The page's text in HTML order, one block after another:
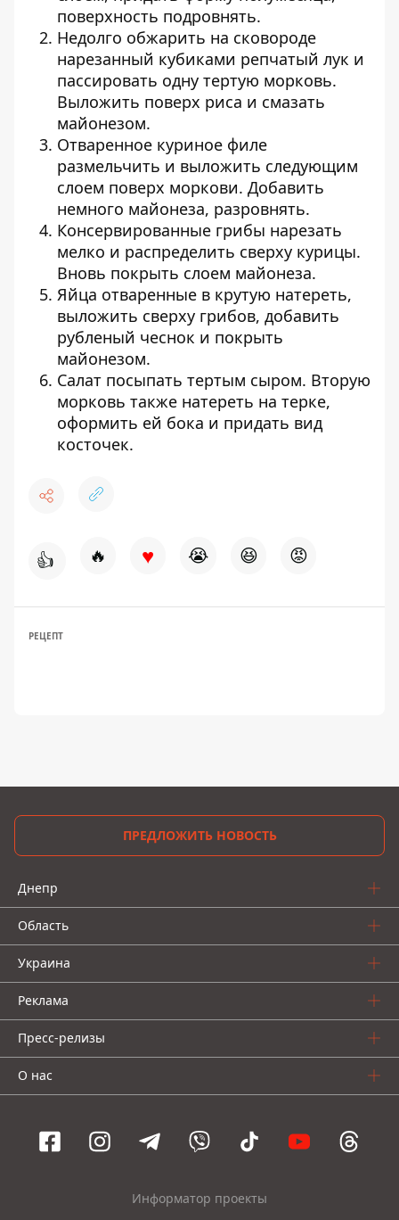
поверхность подровнять.
Недолго обжарить на сковороде
нарезанный кубиками репчатый лук и
пассировать одну тертую морковь.
Выложить поверх риса и смазать
майонезом.
Отваренное куриное филе
размельчить и выложить следующим
слоем поверх моркови. Добавить
немного майонеза, разровнять.
Консервированные грибы нарезать
мелко и распределить сверху курицы.
Вновь покрыть слоем майонеза.
Яйца отваренные в крутую натереть,
выложить сверху грибов, добавить
рубленый чеснок и покрыть
майонезом.
Салат посыпать тертым сыром. Вторую
морковь также натереть на терке,
оформить ей бока и придать вид
косточек.
👍 🔥 ♥ 😭 😆 😡
РЕЦЕПТ
ПРЕДЛОЖИТЬ НОВОСТЬ
Днепр
Область
Украина
Реклама
Пресс-релизы
О нас
Информатор проекты